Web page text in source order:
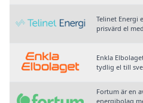
Telinet Energi
prisvärd el
Enkla
tydlig el till
Fortum är en
energibolag